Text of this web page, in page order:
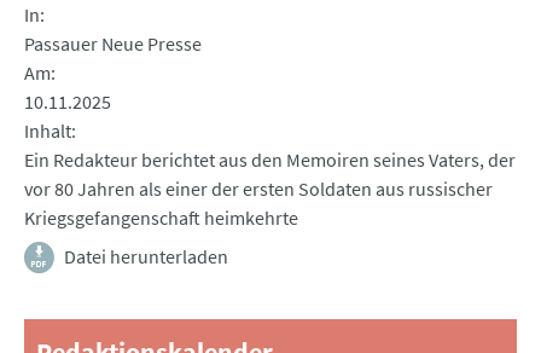
In
Passauer Neue Presse
Am
10.11.2025
Inhalt
Ein Redakteur berichtet aus den Memoiren seines Vaters, der
vor 80 Jahren als einer der ersten Soldaten aus russischer
Kriegsgefangenschaft heimkehrte
Datei herunterladen